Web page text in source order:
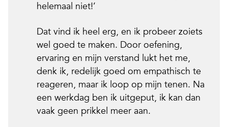
helemaal niet!’
Dat vind ik heel erg, en ik probeer zoiets
wel goed te maken. Door oefening,
ervaring en mijn verstand lukt het me,
denk ik, redelijk goed om empathisch te
reageren, maar ik loop op mijn tenen. Na
een werkdag ben ik uitgeput, ik kan dan
vaak geen prikkel meer aan.